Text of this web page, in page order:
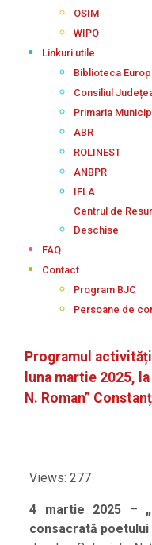
OSIM
WIPO
Linkuri utile
Biblioteca
Consiliul
Primaria
ABR
ROLINEST
ANBPR
IFLA
Centrul de
Deschise
FAQ
Contact
Program BJC
Persoane de
Programul
luna martie 2025,
N. Roman”
Views: 277
4 martie 2025 –
consacrată poetului